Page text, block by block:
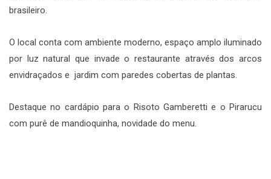
brasileiro.
O local conta com ambiente moderno, espaço amplo iluminado
por luz natural que invade o restaurante através dos arcos
envidraçados e jardim com paredes cobertas de plantas.
Destaque no cardápio para o Risoto Gamberetti e o Pirarucu
com purê de mandioquinha, novidade do menu.